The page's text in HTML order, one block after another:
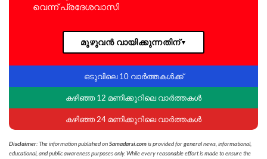
വെ​ന്ന് പ്ര​ദേ​ശ​വാ​സി
മുഴുവൻ വായിക്കുന്നതിന്▼
ഒടുവിലെ 10 വാർത്തകൾക്ക്
കഴിഞ്ഞ 12 മണിക്കൂറിലെ വാർത്തകൾ
കഴിഞ്ഞ 24 മണിക്കൂറിലെ വാർത്തകൾ
Disclaimer: The information published onSamadarsi.comis provided for general news, informational,
educational, and public awareness purposes only. While every reasonable effort is made to ensure the